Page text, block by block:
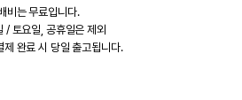
비는 무료입니다.
토요일, 공휴일은 제외
완료 시 당일 출고됩니다.